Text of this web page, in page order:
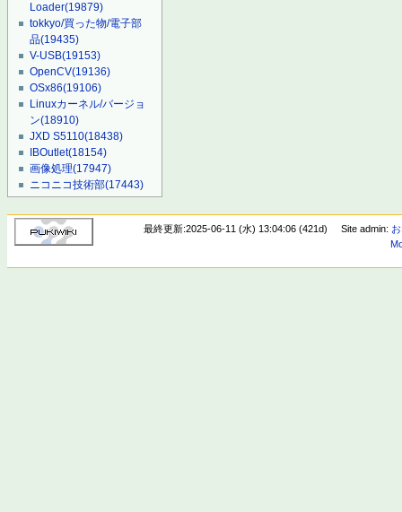
Loader(19879)
tokkyo/買った物/電子部
品(19435)
V-USB(19153)
OpenCV(19136)
OSx86(19106)
Linuxカーネル/バージョ
ン(18910)
JXD S5110(18438)
IBOutlet(18154)
画像処理(17947)
ニコニコ技術部(17443)
最終更新:2025-06-11 (水) 13:04:06 (421d) Site admin: